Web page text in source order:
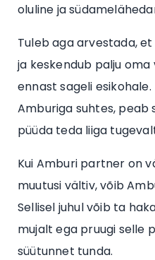
oluline ja
Tuleb aga arvestada,
ja keskendub palju oma
ennast sageli
Amburiga suhtes, peab
püüda teda liiga
Kui Amburi partner on
muutusi vältiv, võib
Sellisel juhul võib ta
mujalt ega pruugi selle
süütunnet tunda.